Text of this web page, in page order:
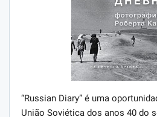
“Russian Diary” é uma
União Soviética dos anos 40 do